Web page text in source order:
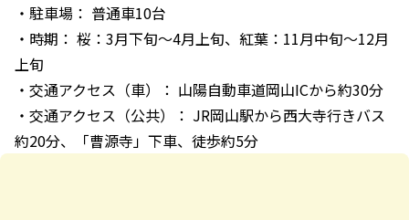
・駐車場： 普通車10台
・時期： 桜：3月下旬～4月上旬、紅葉：11月中旬～12月
上旬
・交通アクセス（車）： 山陽自動車道岡山ICから約30分
・交通アクセス（公共）： JR岡山駅から西大寺行きバス
約20分、「曹源寺」下車、徒歩約5分